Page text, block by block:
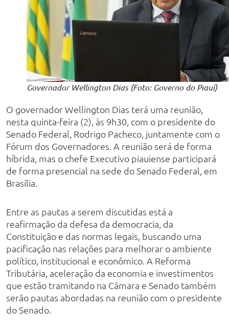
Governador Wellington Dias (Foto: Governo do Piauí)
O governador Wellington Dias terá uma reunião,
nesta quinta-feira (2), às 9h30, com o presidente do
Senado Federal, Rodrigo Pacheco, juntamente com o
Fórum dos Governadores. A reunião será de forma
híbrida, mas o chefe Executivo piauiense participará
de forma presencial na sede do Senado Federal, em
Brasília.
Entre as pautas a serem discutidas está a
reafirmação da defesa da democracia, da
Constituição e das normas legais, buscando uma
pacificação nas relações para melhorar o ambiente
político, institucional e econômico. A Reforma
Tributária, aceleração da economia e investimentos
que estão tramitando na Câmara e Senado também
serão pautas abordadas na reunião com o presidente
do Senado.